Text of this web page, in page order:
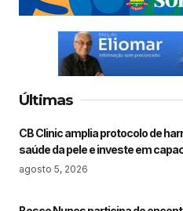
Últimas
CB Clinic amplia protocolo de
saúde da pele e investe em
agosto 5, 2026